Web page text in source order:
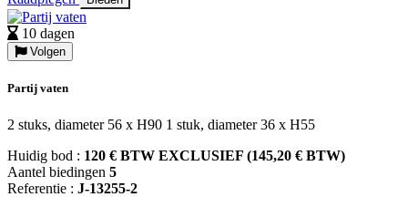
10 dagen
Volgen
Partij vaten
2 stuks, diameter 56 x H90 1 stuk, diameter 36 x H55
Huidig bod : 120 € BTW EXCLUSIEF (145,20 € BTW)
Aantel biedingen 5
Referentie : J-13255-2